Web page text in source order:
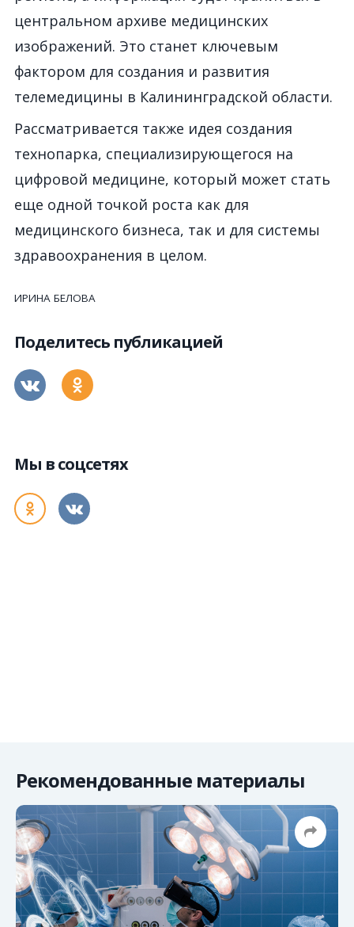
центральном архиве медицинских
изображений. Это станет ключевым
фактором для создания и развития
телемедицины в Калининградской области.
Рассматривается также идея создания
технопарка, специализирующегося на
цифровой медицине, который может стать
еще одной точкой роста как для
медицинского бизнеса, так и для системы
здравоохранения в целом.
ИРИНА БЕЛОВА
Поделитесь публикацией
Мы в соцсетях
Рекомендованные материалы